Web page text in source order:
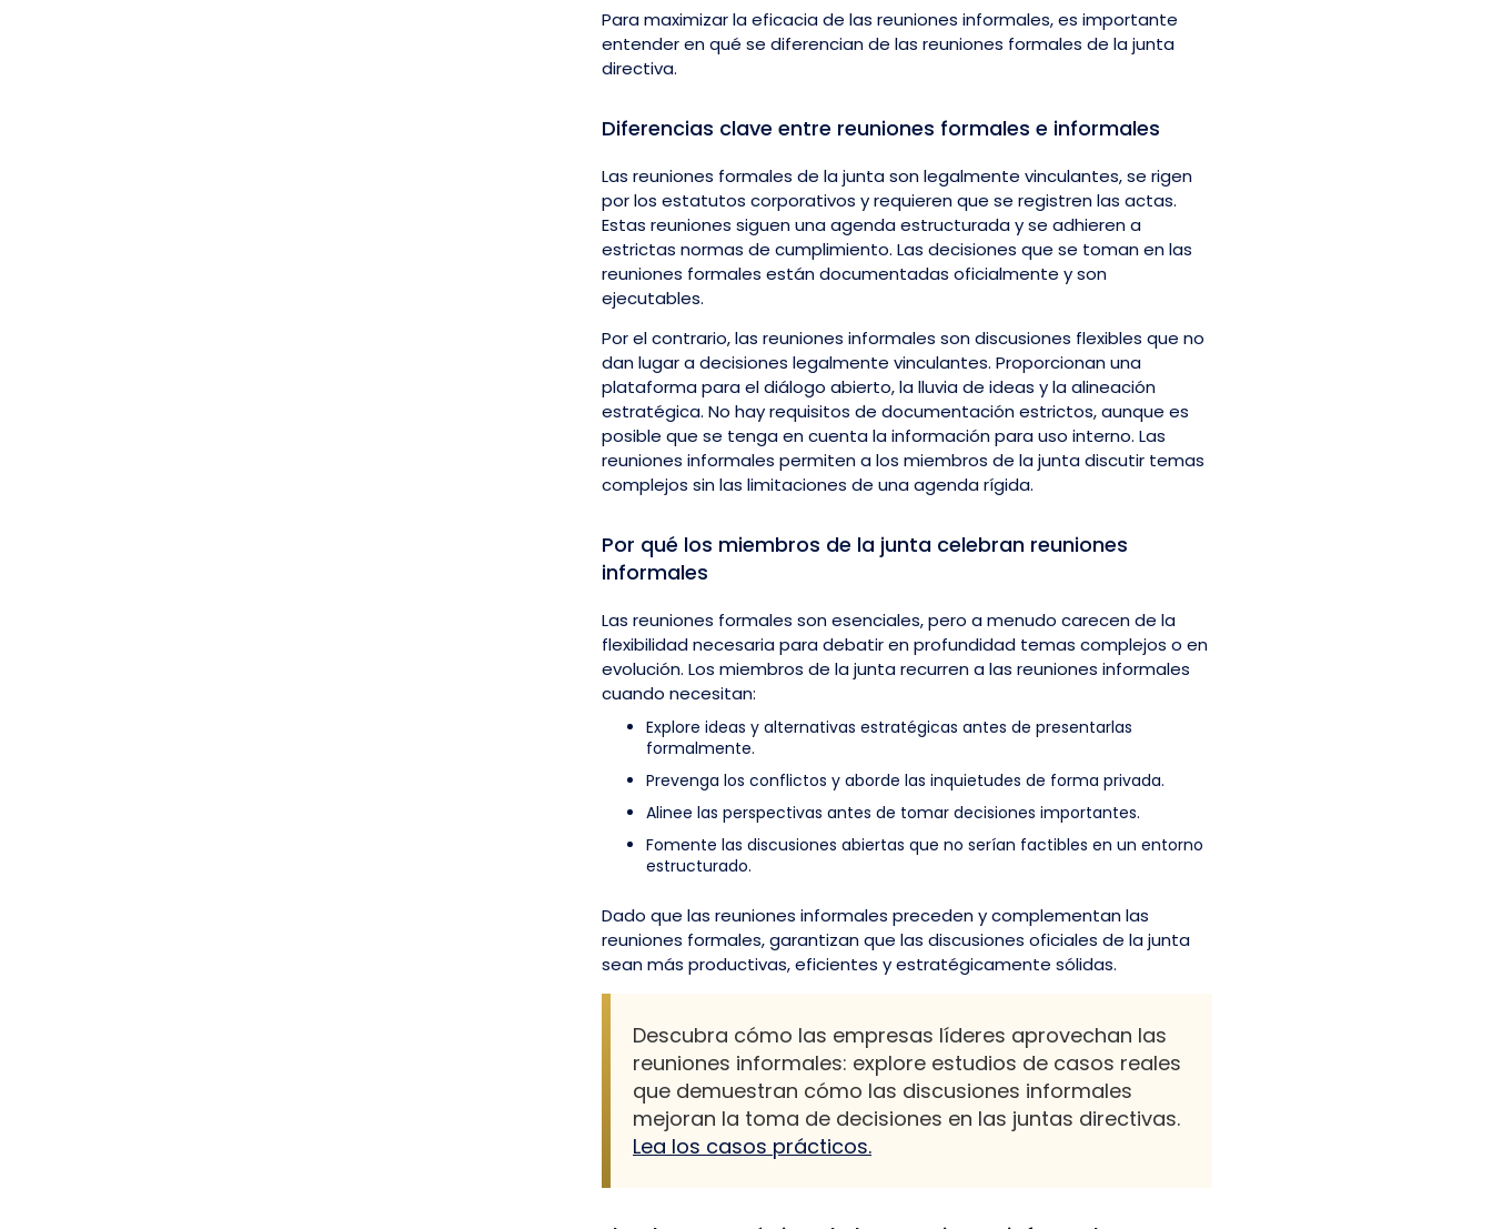
Para maximizar la eficacia de las reuniones informales, es importante
entender en qué se diferencian de las reuniones formales de la junta
directiva.
Diferencias clave entre reuniones formales e informales
Las reuniones formales de la junta son legalmente vinculantes, se rigen
por los estatutos corporativos y requieren que se registren las actas.
Estas reuniones siguen una agenda estructurada y se adhieren a
estrictas normas de cumplimiento. Las decisiones que se toman en las
reuniones formales están documentadas oficialmente y son
ejecutables.
Por el contrario, las reuniones informales son discusiones flexibles que no
dan lugar a decisiones legalmente vinculantes. Proporcionan una
plataforma para el diálogo abierto, la lluvia de ideas y la alineación
estratégica. No hay requisitos de documentación estrictos, aunque es
posible que se tenga en cuenta la información para uso interno. Las
reuniones informales permiten a los miembros de la junta discutir temas
complejos sin las limitaciones de una agenda rígida.
Por qué los miembros de la junta celebran reuniones
informales
Las reuniones formales son esenciales, pero a menudo carecen de la
flexibilidad necesaria para debatir en profundidad temas complejos o en
evolución. Los miembros de la junta recurren a las reuniones informales
cuando necesitan:
Explore ideas y alternativas estratégicas antes de presentarlas
formalmente.
Prevenga los conflictos y aborde las inquietudes de forma privada.
Alinee las perspectivas antes de tomar decisiones importantes.
Fomente las discusiones abiertas que no serían factibles en un entorno
estructurado.
Dado que las reuniones informales preceden y complementan las
reuniones formales, garantizan que las discusiones oficiales de la junta
sean más productivas, eficientes y estratégicamente sólidas.
Descubra cómo las empresas líderes aprovechan las
reuniones informales: explore estudios de casos reales
que demuestran cómo las discusiones informales
mejoran la toma de decisiones en las juntas directivas.
Lea los casos prácticos.